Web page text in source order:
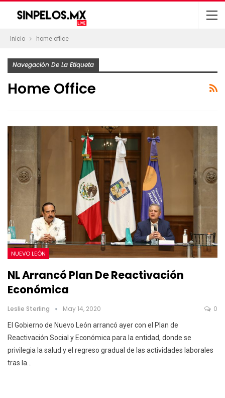
Inicio home office
Navegación De La Etiqueta
Home Office
NUEVO LEÓN
NL Arrancó Plan De Reactivación
Económica
Leslie Sterling May 14, 2020 0
El Gobierno de Nuevo León arrancó ayer con el Plan de
Reactivación Social y Económica para la entidad, donde se
privilegia la salud y el regreso gradual de las actividades laborales
tras la